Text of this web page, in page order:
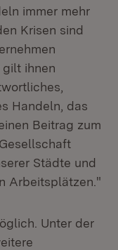
immer mehr
Krisen sind
ihnen
Handeln, das
Beitrag zum
Städte und
Arbeitsplätzen."
Fenster)
Unter der